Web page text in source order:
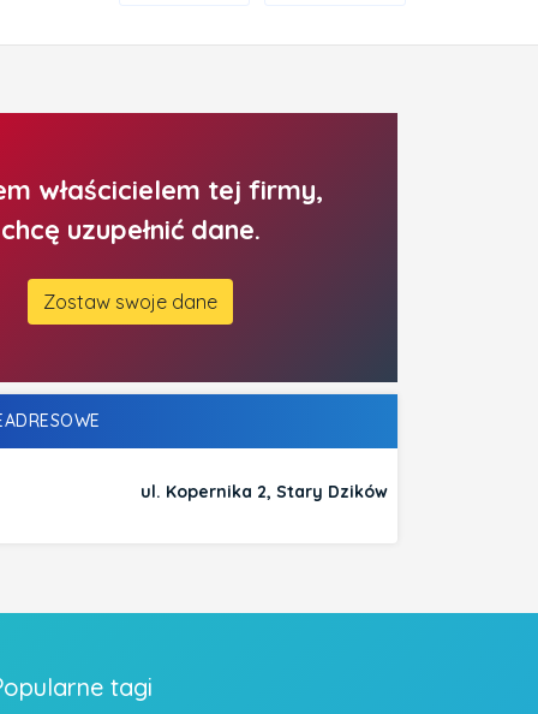
właścicielem tej firmy,
chcę uzupełnić dane.
Zostaw swoje dane
ul. Kopernika 2, Stary Dzików
tagi